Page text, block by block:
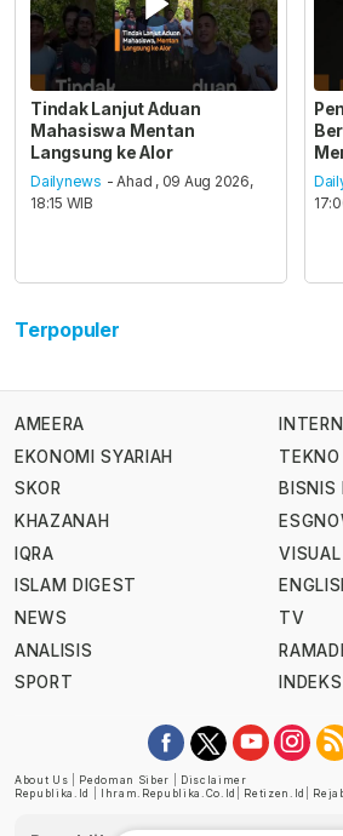
Tindak Lanjut Aduan
Mahasiswa Mentan
Langsung ke Alor
Dailynews - Ahad , 09 Aug 2026,
18:15 WIB
Terpopuler
AMEERA
EKONOMI SYARIAH
SKOR
KHAZANAH
IQRA
ISLAM DIGEST
NEWS
ANALISIS
SPORT
TEKNO
BISNIS
VISUAL
TV
INDEKS
About Us Pedoman Siber
Disclaimer
Republika.id
Ihram.republika.co.id Retizen.id